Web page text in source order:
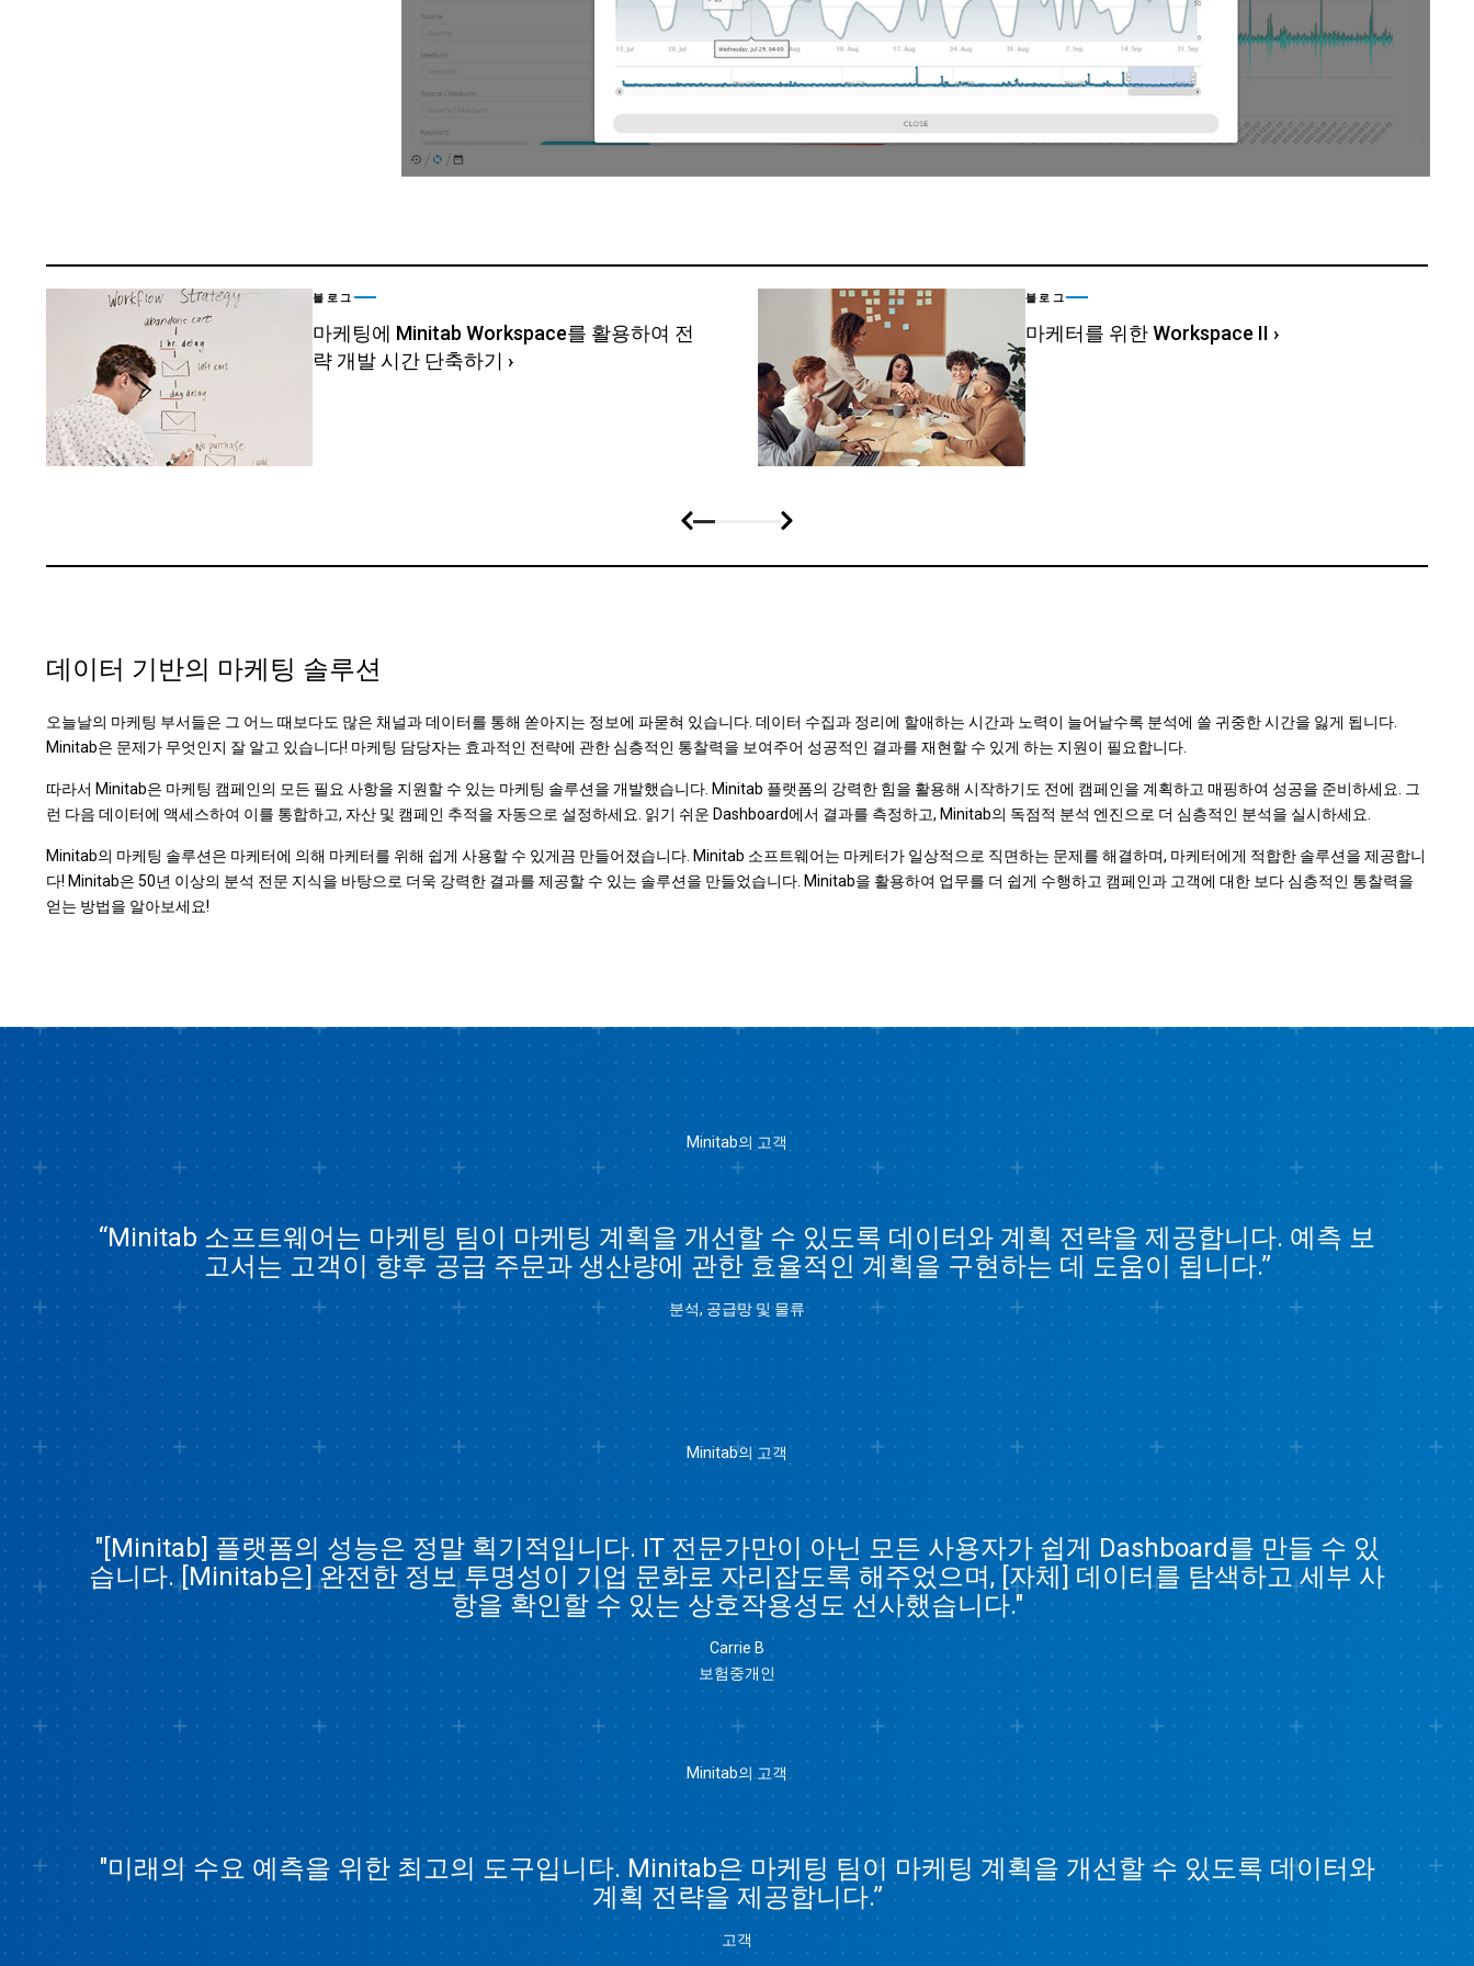
블로그
마케팅에 Minitab Workspace를 활용하여 전
략 개발 시간 단축하기 ›
블로그
마케터를 위한 Workspace II ›
데이터 기반의 마케팅 솔루션
오늘날의 마케팅 부서들은 그 어느 때보다도 많은 채널과 데이터를 통해 쏟아지는 정보에 파묻혀 있습니다. 데이터 수집과 정리에 할애하는 시간과 노력이 늘어날수록 분석에 쓸 귀중한 시간을 잃게 됩니다.
Minitab은 문제가 무엇인지 잘 알고 있습니다! 마케팅 담당자는 효과적인 전략에 관한 심층적인 통찰력을 보여주어 성공적인 결과를 재현할 수 있게 하는 지원이 필요합니다.
따라서 Minitab은 마케팅 캠페인의 모든 필요 사항을 지원할 수 있는 마케팅 솔루션을 개발했습니다. Minitab 플랫폼의 강력한 힘을 활용해 시작하기도 전에 캠페인을 계획하고 매핑하여 성공을 준비하세요. 그
런 다음 데이터에 액세스하여 이를 통합하고, 자산 및 캠페인 추적을 자동으로 설정하세요. 읽기 쉬운 Dashboard에서 결과를 측정하고, Minitab의 독점적 분석 엔진으로 더 심층적인 분석을 실시하세요.
Minitab의 마케팅 솔루션은 마케터에 의해 마케터를 위해 쉽게 사용할 수 있게끔 만들어졌습니다. Minitab 소프트웨어는 마케터가 일상적으로 직면하는 문제를 해결하며, 마케터에게 적합한 솔루션을 제공합니
다! Minitab은 50년 이상의 분석 전문 지식을 바탕으로 더욱 강력한 결과를 제공할 수 있는 솔루션을 만들었습니다. Minitab을 활용하여 업무를 더 쉽게 수행하고 캠페인과 고객에 대한 보다 심층적인 통찰력을
얻는 방법을 알아보세요!
Minitab의 고객
“Minitab 소프트웨어는 마케팅 팀이 마케팅 계획을 개선할 수 있도록 데이터와 계획 전략을 제공합니다. 예측 보
고서는 고객이 향후 공급 주문과 생산량에 관한 효율적인 계획을 구현하는 데 도움이 됩니다.”
분석, 공급망 및 물류
Minitab의 고객
"[Minitab] 플랫폼의 성능은 정말 획기적입니다. IT 전문가만이 아닌 모든 사용자가 쉽게 Dashboard를 만들 수 있
습니다. [Minitab은] 완전한 정보 투명성이 기업 문화로 자리잡도록 해주었으며, [자체] 데이터를 탐색하고 세부 사
항을 확인할 수 있는 상호작용성도 선사했습니다."
Carrie B
보험중개인
Minitab의 고객
"미래의 수요 예측을 위한 최고의 도구입니다. Minitab은 마케팅 팀이 마케팅 계획을 개선할 수 있도록 데이터와
계획 전략을 제공합니다.”
고객